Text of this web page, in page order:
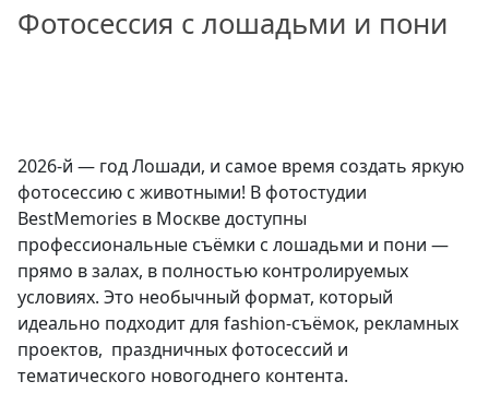
Фотосессия с лошадьми и пони
2026-й — год Лошади, и самое время создать яркую
фотосессию с животными! В фотостудии
BestMemories в Москве доступны
профессиональные съёмки с лошадьми и пони —
прямо в залах, в полностью контролируемых
условиях. Это необычный формат, который
идеально подходит для fashion-съёмок, рекламных
проектов, праздничных фотосессий и
тематического новогоднего контента.